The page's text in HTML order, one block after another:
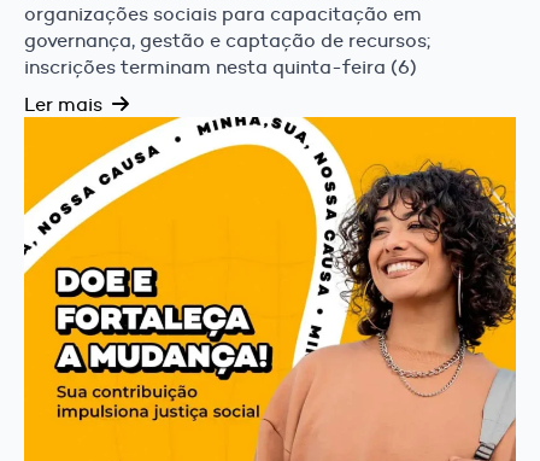
organizações sociais para capacitação em
governança, gestão e captação de recursos;
inscrições terminam nesta quinta-feira (6)
Ler mais